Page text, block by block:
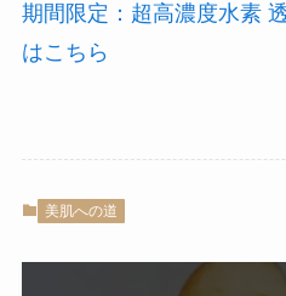
期間限定：超高濃度水素
はこちら
美肌への道